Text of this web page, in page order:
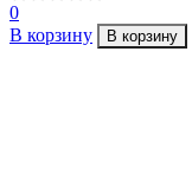
0
В корзину
В корзину